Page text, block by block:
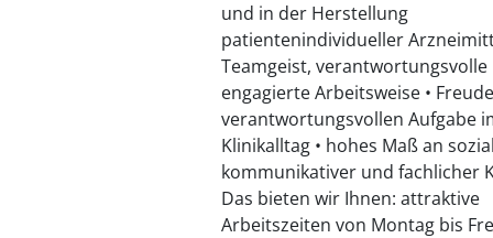
und in der Herstellung
patientenindividueller
Teamgeist,
engagierte Arbeitsweise •
verantwortungsvollen Aufgabe
Klinikalltag • hohes Maß an
kommunikativer und fachlicher
Das bieten wir Ihnen: attraktive
Arbeitszeiten von Montag bis